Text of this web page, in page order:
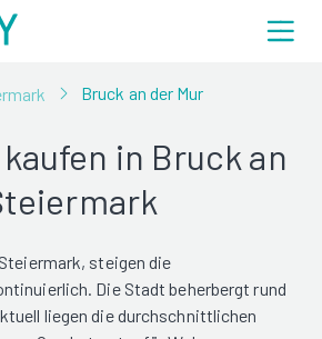
Bruck an der Mur
in Bruck an
steigen die
Die Stadt beherbergt rund
liegen die durchschnittlichen